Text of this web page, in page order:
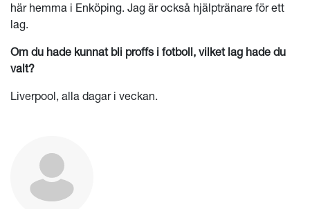
här hemma i Enköping. Jag är också hjälptränare för ett
lag.
Om du hade kunnat bli proffs i fotboll, vilket lag hade du
valt?
Liverpool, alla dagar i veckan.